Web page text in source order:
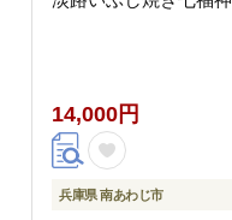
14,000円
兵庫県 南あわじ市